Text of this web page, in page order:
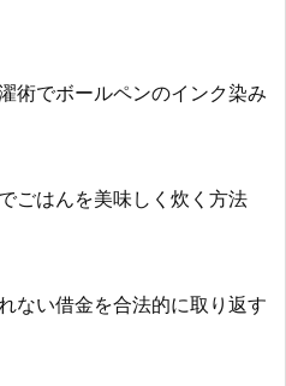
術でボールペンのインク染み
ごはんを美味しく炊く方法
ない借金を合法的に取り返す